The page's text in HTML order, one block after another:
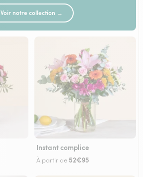
Voir notre collection →
Instant complice
À partir de 52€95